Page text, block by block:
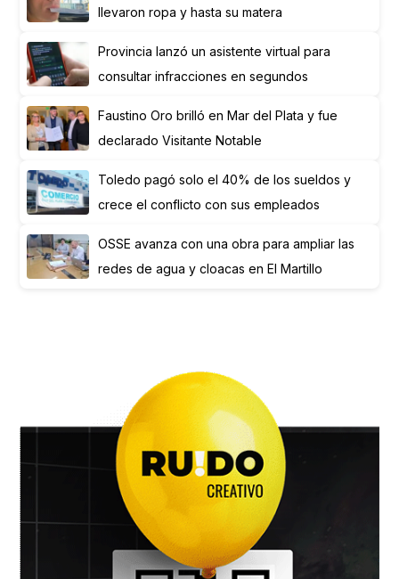
llevaron ropa y hasta su matera
Provincia lanzó un asistente virtual para
consultar infracciones en segundos
Faustino Oro brilló en Mar del Plata y fue
declarado Visitante Notable
Toledo pagó solo el 40% de los sueldos y
crece el conflicto con sus empleados
OSSE avanza con una obra para ampliar las
redes de agua y cloacas en El Martillo